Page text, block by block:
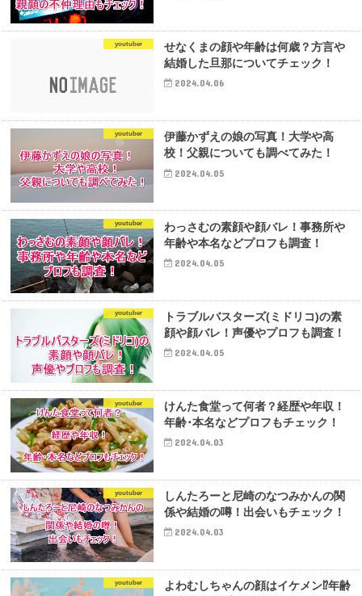
youtuber
せなくまの顔や年齢は何歳？方言や
結婚した旦那についてチェック！
2024.04.06
youtuber
伊藤かずえの娘の写真！大学や高
校！父親についても調べてみた！
2024.04.05
youtuber
わっさむの素顔や顔バレ！事務所や
年齢や本名などプロフも調査！
2024.04.05
youtuber
トラブルバスターズ(ミドリコ)の素
顔や顔バレ！声優やプロフも調査！
2024.04.05
youtuber
けんた食堂って何者？経歴や年収！
年齢･本名などプロフもチェック！
2024.04.03
youtuber
しんたろーと尼崎のなつみかんの関
係や結婚の噂！出会いもチェック！
2024.04.03
youtuber
よわむしちゃんの顔はイケメン⁉年齢